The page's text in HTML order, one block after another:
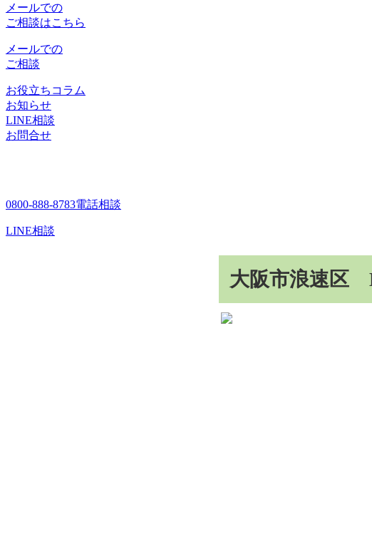
メールでの
ご相談はこちら
メールでの
ご相談
お役立ちコラム
お知らせ
LINE相談
お問合せ
0800-888-8783電話相談
LINE相談
大阪市浪速区